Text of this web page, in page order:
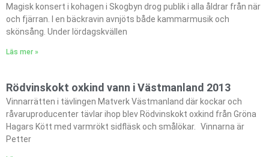
Magisk konsert i kohagen i Skogbyn drog publik i alla åldrar från när
och fjärran. I en bäckravin avnjöts både kammarmusik och
skönsång. Under lördagskvällen
Läs mer »
Rödvinskokt oxkind vann i Västmanland 2013
Vinnarrätten i tävlingen Matverk Västmanland där kockar och
råvaruproducenter tävlar ihop blev Rödvinskokt oxkind från Gröna
Hagars Kött med varmrökt sidfläsk och smålökar. Vinnarna är
Petter